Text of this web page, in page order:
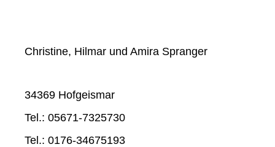
Christine, Hilmar und Amira Spranger
34369 Hofgeismar
Tel.: 05671-7325730
Tel.: 0176-34675193